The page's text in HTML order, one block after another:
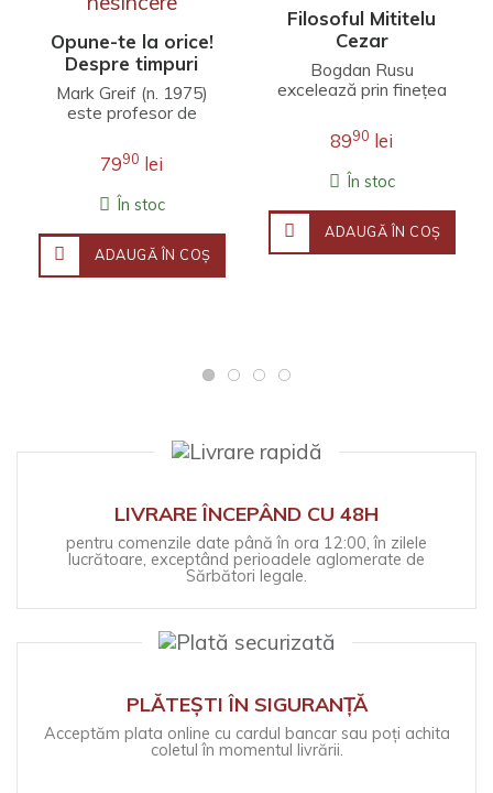
Opune-te la orice!
Despre timpuri
nesincere
Mark Greif (n. 1975)
este profesor de
Universitatea Stanford.
Fineţea observaţ..
7990 lei
În stoc
ADAUGĂ ÎN COŞ
Filosoful Mititelu
Cezar
Bogdan Rusu
excelează prin finețea
îmbină erudiția
filosofică, investigația j..
8990 lei
În stoc
ADAUGĂ ÎN COŞ
LIVRARE ÎNCEPÂND CU 48H
pentru comenzile date până în ora 12:00, în zilele
lucrătoare, exceptând perioadele aglomerate de
Sărbători legale.
PLĂTEȘTI ÎN SIGURANȚĂ
Acceptăm plata online cu cardul bancar sau poți achita
coletul în momentul livrării.